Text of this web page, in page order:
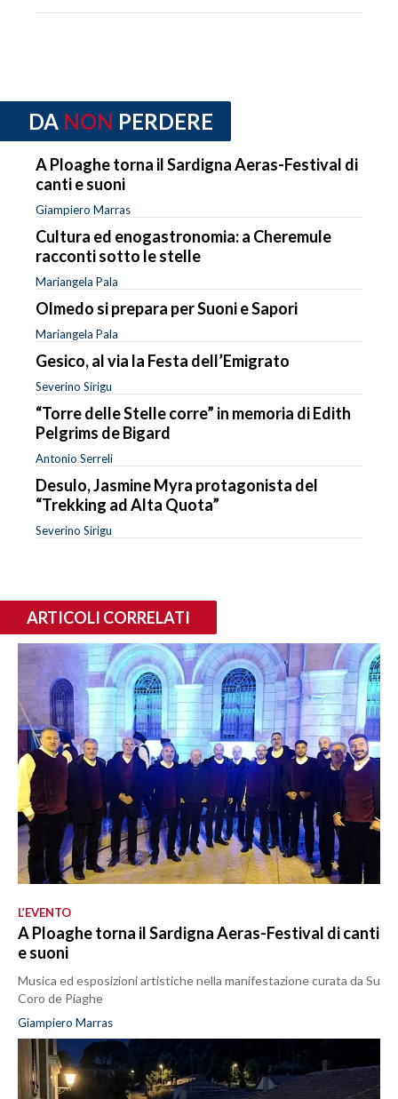
DA NON PERDERE
A Ploaghe torna il Sardigna Aeras-Festival di
canti e suoni
Giampiero Marras
Cultura ed enogastronomia: a Cheremule
racconti sotto le stelle
Mariangela Pala
Olmedo si prepara per Suoni e Sapori
Mariangela Pala
Gesico, al via la Festa dell’Emigrato
Severino Sirigu
“Torre delle Stelle corre” in memoria di Edith
Pelgrims de Bigard
Antonio Serreli
Desulo, Jasmine Myra protagonista del
“Trekking ad Alta Quota”
Severino Sirigu
ARTICOLI CORRELATI
L’EVENTO
A Ploaghe torna il Sardigna Aeras-Festival di canti
e suoni
Musica ed esposizioni artistiche nella manifestazione curata da Su
Coro de Piaghe
Giampiero Marras